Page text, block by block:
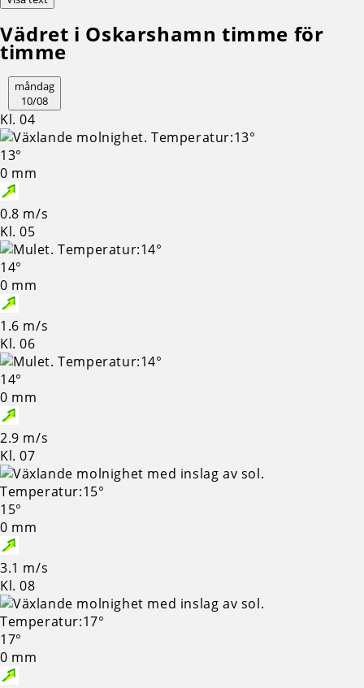
Vädret i Oskarshamn timme för
timme
måndag
10/08
Kl. 04
13°
0 mm
0.8 m/s
Kl. 05
14°
0 mm
1.6 m/s
Kl. 06
14°
0 mm
2.9 m/s
Kl. 07
15°
0 mm
3.1 m/s
Kl. 08
17°
0 mm